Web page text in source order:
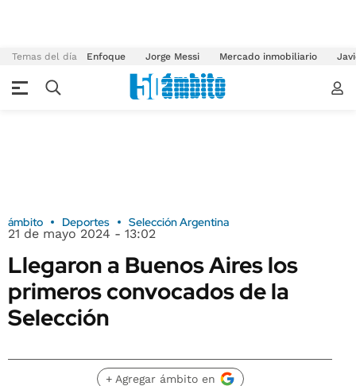
Temas del día Enfoque Jorge Messi Mercado inmobiliario
ámbito Deportes Selección Argentina
21 de mayo 2024 - 13:02
Llegaron a Buenos Aires los
primeros convocados de la
Selección
+ Agregar ámbito en